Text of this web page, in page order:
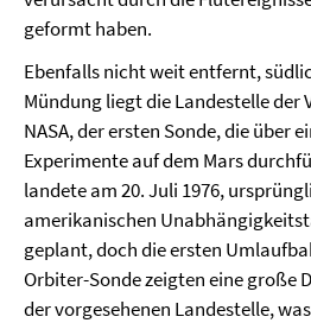
geformt haben.
Ebenfalls nicht weit entfernt,
Mündung liegt die Landestelle der
NASA, der ersten Sonde, die über
Experimente auf dem Mars
landete am 20. Juli 1976,
amerikanischen
geplant, doch die ersten
Orbiter-Sonde zeigten eine große
der vorgesehenen Landestelle,